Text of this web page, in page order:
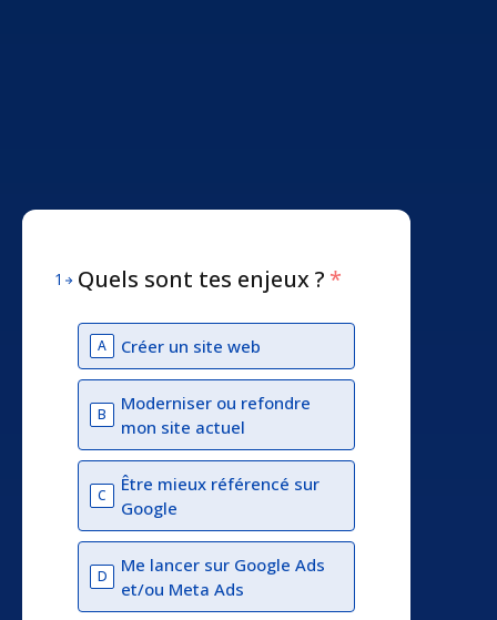
1 Quels sont tes enjeux ? *
A Créer un site web
B
Moderniser ou refondre
mon site actuel
C
Être mieux référencé sur
Google
D
Me lancer sur Google Ads
et/ou Meta Ads